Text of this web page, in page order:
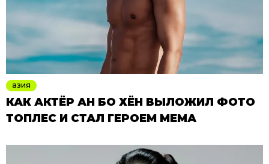
азия
КАК АКТЁР АН БО ХЁН ВЫЛОЖИЛ ФОТО
ТОПЛЕС И СТАЛ ГЕРОЕМ МЕМА